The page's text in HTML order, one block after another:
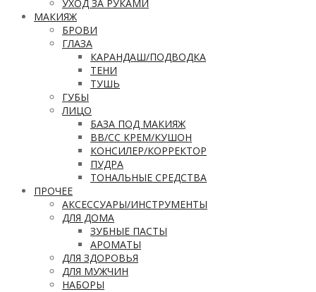
УХОД ЗА РУКАМИ
МАКИЯЖ
БРОВИ
ГЛАЗА
КАРАНДАШ/ПОДВОДКА
ТЕНИ
ТУШЬ
ГУБЫ
ЛИЦО
БАЗА ПОД МАКИЯЖ
ВВ/CC КРЕМ/КУШОН
КОНСИЛЕР/КОРРЕКТОР
ПУДРА
ТОНАЛЬНЫЕ СРЕДСТВА
ПРОЧЕЕ
АКСЕССУАРЫ/ИНСТРУМЕНТЫ
ДЛЯ ДОМА
ЗУБНЫЕ ПАСТЫ
АРОМАТЫ
ДЛЯ ЗДОРОВЬЯ
ДЛЯ МУЖЧИН
НАБОРЫ